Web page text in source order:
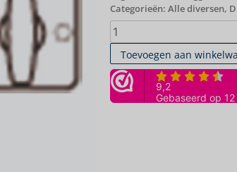
Categorieën: Alle diversen,
Toevoegen aan